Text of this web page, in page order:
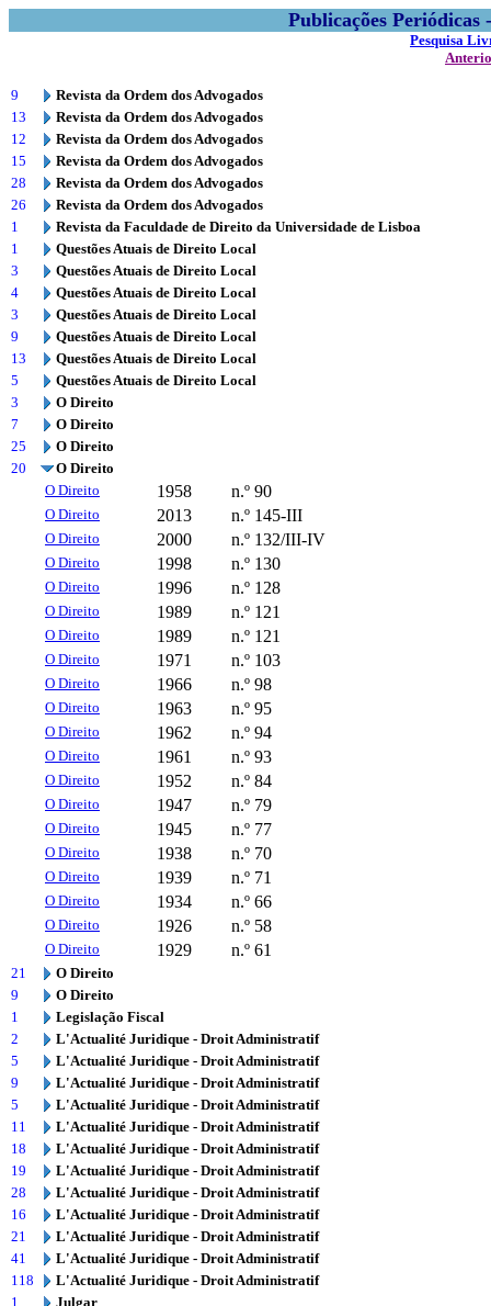
Publicações
Pesquisa
9
Revista da Ordem dos Advogados
13
Revista da Ordem dos Advogados
12
Revista da Ordem dos Advogados
15
Revista da Ordem dos Advogados
28
Revista da Ordem dos Advogados
26
Revista da Ordem dos Advogados
1
Revista da Faculdade de Direito da Universidade de Lisboa
1
Questões Atuais de Direito Local
3
Questões Atuais de Direito Local
4
Questões Atuais de Direito Local
3
Questões Atuais de Direito Local
9
Questões Atuais de Direito Local
13
Questões Atuais de Direito Local
5
Questões Atuais de Direito Local
3
O Direito
7
O Direito
25
O Direito
20
O Direito
O Direito
1958 n.º 90
O Direito 2013 n.º 145-III
O Direito 2000 n.º 132/III-IV
O Direito 1998 n.º 130
O Direito 1996 n.º 128
O Direito 1989 n.º 121
O Direito 1989 n.º 121
O Direito 1971 n.º 103
O Direito 1966 n.º 98
O Direito 1963 n.º 95
O Direito 1962 n.º 94
O Direito 1961 n.º 93
O Direito 1952 n.º 84
O Direito 1947 n.º 79
O Direito 1945 n.º 77
O Direito 1938 n.º 70
O Direito 1939 n.º 71
O Direito 1934 n.º 66
O Direito 1926 n.º 58
O Direito 1929 n.º 61
21
O Direito
9
O Direito
1
Legislação Fiscal
2
L'Actualité Juridique - Droit Administratif
5
L'Actualité Juridique - Droit Administratif
9
L'Actualité Juridique - Droit Administratif
5
L'Actualité Juridique - Droit Administratif
11
L'Actualité Juridique - Droit Administratif
18
L'Actualité Juridique - Droit Administratif
19
L'Actualité Juridique - Droit Administratif
28
L'Actualité Juridique - Droit Administratif
16
L'Actualité Juridique - Droit Administratif
21
L'Actualité Juridique - Droit Administratif
41
L'Actualité Juridique - Droit Administratif
118
L'Actualité Juridique - Droit Administratif
1
Julgar